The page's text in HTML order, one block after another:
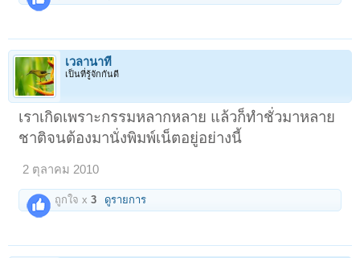
เวลานาที
เป็นที่รู้จักกันดี
เราเกิดเพราะกรรมหลากหลาย แล้วก็ทำชั่วมาหลาย
ชาติจนต้องมานั่งพิมพ์เน็ตอยู่อย่างนี้
2 ตุลาคม 2010
ถูกใจ x3 ดูรายการ